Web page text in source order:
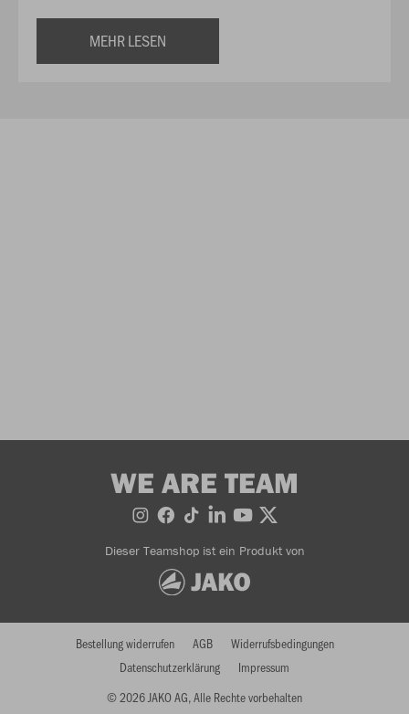
MEHR LESEN
WE ARE TEAM
Dieser Teamshop ist ein Produkt von
© 2026 JAKO AG, Alle Rechte vorbehalten
Bestellung widerrufen AGB
Widerrufsbedingungen
Datenschutzerklärung
Impressum